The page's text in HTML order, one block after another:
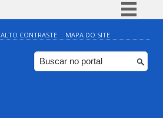
Simplifique!
Comunica BR
Participe
ALTO CONTRASTE MAPA DO SITE